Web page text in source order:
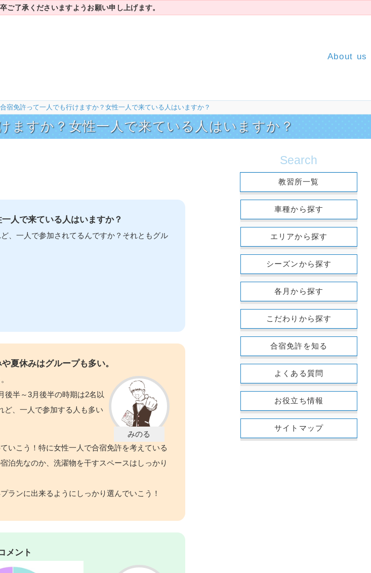
ご了承くださいますようお願い申し上げます。
About us
宿免許って一人でも行けますか？女性一人で来ている人はいますか？
ますか？女性一人で来ている人はいますか？
人で来ている人はいますか？
、一人で参加されてるんですか？それともグル
夏休みはグループも多い。
後半～3月後半の時期は2名以
ど、一人で参加する人も多い
いこう！特に女性一人で合宿免許を考えている
泊先なのか、洗濯物を干すスペースはしっかり
ランに出来るようにしっかり選んでいこう！
メント
Search
教習所一覧
車種から探す
エリアから探す
シーズンから探す
各月から探す
こだわりから探す
合宿免許を知る
よくある質問
お役立ち情報
サイトマップ